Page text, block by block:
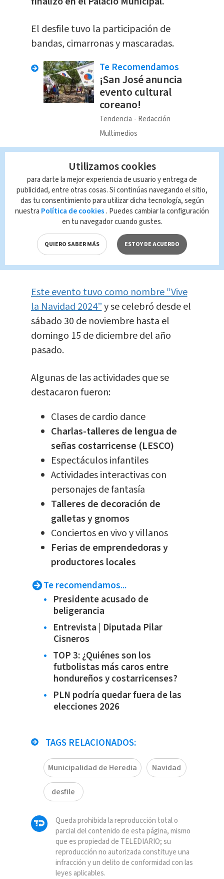
El desfile tuvo la participación de
bandas, cimarronas y mascaradas.
Te Recomendamos
¡San José anuncia
evento cultural
coreano!
Tendencia
Redacción
Multimedios
¿Qué otras actividades
impulsan el municipio?
La Municipalidad de Heredia también
promueve las “Ferias Distritales", las
cuales son actividades para todos los
gustos,como parte de las
celebraciones navideñas.
Este evento tuvo como nombre “Vive
la Navidad 2024”y se celebró desde el
sábado 30 de noviembre hasta el
domingo 15 de diciembre del año
pasado.
Algunas de las actividades que se
destacaron fueron:
Clases de cardio dance
Charlas-talleres de lengua de
señas costarricense (LESCO)
Espectáculos infantiles
Actividades interactivas con
personajes de fantasía
Talleres de decoración de
galletas y gnomos
Conciertos en vivo y villanos
Ferias de emprendedoras y
productores locales
Te recomendamos...
Presidente acusado de
beligerancia
Entrevista | Diputada Pilar
Cisneros
TOP 3: ¿Quiénes son los
futbolistas más caros entre
hondureños y costarricenses?
PLN podría quedar fuera de las
elecciones 2026
TAGS RELACIONADOS:
Municipalidad de Heredia Navidad
desfile
Queda prohibida la reproducción total o
parcial del contenido de esta página, mismo
que es propiedad de TELEDIARIO; su
reproducción no autorizada constituye una
infracción y un delito de conformidad con las
leyes aplicables.
Utilizamos cookies
para darte la mejor experiencia de usuario y entrega de
publicidad, entre otras cosas. Si continúas navegando el sitio,
das tu consentimiento para utilizar dicha tecnología, según
nuestra Política de cookies . Puedes cambiar la configuración
en tu navegador cuando gustes.
QUIERO SABER MÁS ESTOY DE ACUERDO